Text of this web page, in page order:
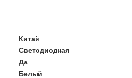
Китай
Светодиодная
Да
Белый